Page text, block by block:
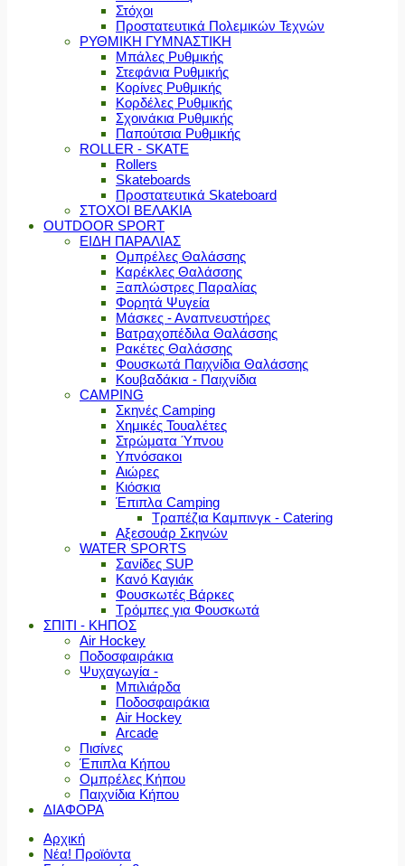
Στόχοι
Προστατευτικά Πολεμικών Τεχνών
ΡΥΘΜΙΚΗ ΓΥΜΝΑΣΤΙΚΗ
Μπάλες Ρυθμικής
Στεφάνια Ρυθμικής
Κορίνες Ρυθμικής
Κορδέλες Ρυθμικής
Σχοινάκια Ρυθμικής
Παπούτσια Ρυθμικής
ROLLER - SKATE
Rollers
Skateboards
Προστατευτικά Skateboard
ΣΤΟΧΟΙ ΒΕΛΑΚΙΑ
OUTDOOR SPORT
ΕΙΔΗ ΠΑΡΑΛΙΑΣ
Ομπρέλες Θαλάσσης
Καρέκλες Θαλάσσης
Ξαπλώστρες Παραλίας
Φορητά Ψυγεία
Μάσκες - Αναπνευστήρες
Βατραχοπέδιλα Θαλάσσης
Ρακέτες Θαλάσσης
Φουσκωτά Παιχνίδια Θαλάσσης
Κουβαδάκια - Παιχνίδια
CAMPING
Σκηνές Camping
Χημικές Τουαλέτες
Στρώματα Ύπνου
Υπνόσακοι
Αιώρες
Κιόσκια
Έπιπλα Camping
Τραπέζια Καμπινγκ - Catering
Αξεσουάρ Σκηνών
WATER SPORTS
Σανίδες SUP
Κανό Καγιάκ
Φουσκωτές Βάρκες
Τρόμπες για Φουσκωτά
ΣΠΙΤΙ - ΚΗΠΟΣ
Air Hockey
Ποδοσφαιράκια
Ψυχαγωγία -
Μπιλιάρδα
Ποδοσφαιράκια
Air Hockey
Arcade
Πισίνες
Έπιπλα Κήπου
Ομπρέλες Κήπου
Παιχνίδια Κήπου
ΔΙΑΦΟΡΑ
Αρχική
Νέα! Προϊόντα